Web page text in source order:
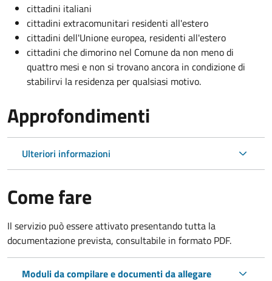
cittadini italiani
cittadini extracomunitari residenti all'estero
cittadini dell'Unione europea, residenti all'estero
cittadini che dimorino nel Comune da non meno di
quattro mesi e non si trovano ancora in condizione di
stabilirvi la residenza per qualsiasi motivo.
Approfondimenti
Ulteriori informazioni
Come fare
Il servizio può essere attivato presentando tutta la
documentazione prevista, consultabile in formato PDF.
Moduli da compilare e documenti da allegare